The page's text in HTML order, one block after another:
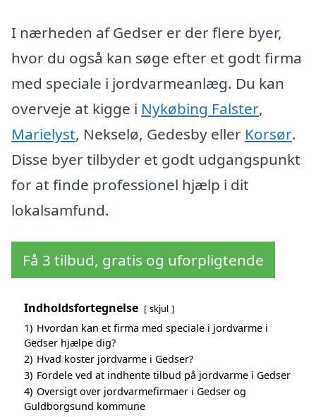
I nærheden af Gedser er der flere byer,
hvor du også kan søge efter et godt firma
med speciale i jordvarmeanlæg. Du kan
overveje at kigge i Nykøbing Falster,
Marielyst, Nekselø, Gedesby eller Korsør.
Disse byer tilbyder et godt udgangspunkt
for at finde professionel hjælp i dit
lokalsamfund.
Få 3 tilbud, gratis og uforpligtende
Indholdsfortegnelse skjul
1) Hvordan kan et firma med speciale i jordvarme i
Gedser hjælpe dig?
2) Hvad koster jordvarme i Gedser?
3) Fordele ved at indhente tilbud på jordvarme i Gedser
4) Oversigt over jordvarmefirmaer i Gedser og
Guldborgsund kommune